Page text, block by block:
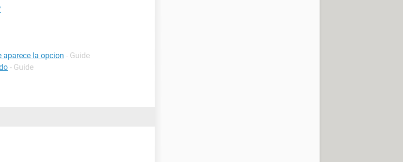
aparece la opcion - Guide
- Guide